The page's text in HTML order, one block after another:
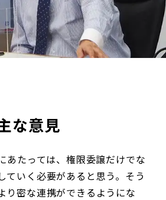
な意見
あたっては、権限委譲だけでな
ていく必要があると思う。そう
り密な連携ができるようにな